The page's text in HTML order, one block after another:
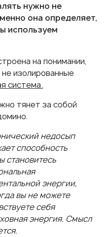
нужно не
она определяет,
используем
на понимании,
изолированные
система.
тянет за собой
недосып
способность
становитесь
энергии,
вы не можете
себя
энергия. Смысл